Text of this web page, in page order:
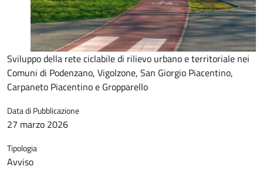
Sviluppo della rete ciclabile di rilievo urbano e territoriale nei
Comuni di Podenzano, Vigolzone, San Giorgio Piacentino,
Carpaneto Piacentino e Gropparello
Data di Pubblicazione
27 marzo 2026
Tipologia
Avviso